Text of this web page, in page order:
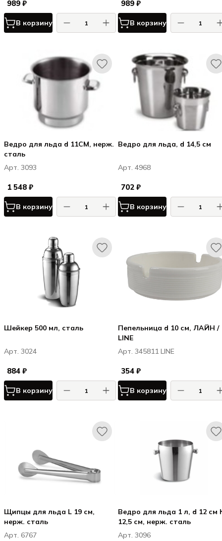
989 ₽
В корзину
989 ₽
В корзину
Ведро для льда d 11CM, нерж.
сталь
Арт. 3093
1 548 ₽
В корзину
Ведро для льда, d 14,5 см
Арт. 4968
702 ₽
В корзину
Шейкер 500 мл, сталь
Арт. 3024
884 ₽
В корзину
Пепельница d 10 см, ЛАЙН /
LINE
Арт. 345811 LINE
354 ₽
В корзину
Щипцы для льда L 19 см,
нерж. сталь
Арт. 6767
Ведро для льда 1 л, d 12 см
12,5 см, нерж. сталь
Арт. 3096